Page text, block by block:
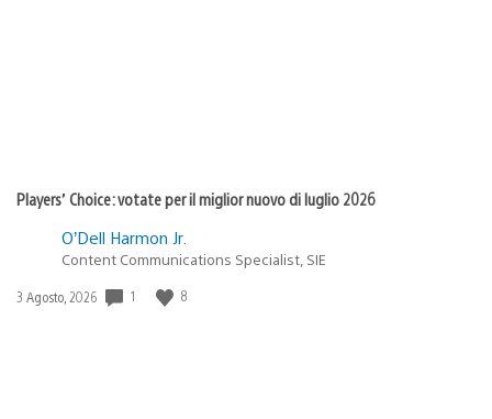
Players’ Choice: votate per il miglior nuovo di luglio 2026
O’Dell Harmon Jr.
Content Communications Specialist, SIE
Data
3 Agosto, 2026 1 8